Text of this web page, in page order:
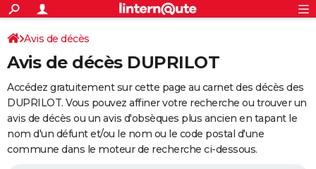
ACTUALITÉS
Politique
Société
Faits Divers
Education
Monde
Villes
+
SPORT
Coupe du monde 2026
Football
Tennis
Cyclisme
Rugby
Forum
Programme TV
TNT
Streaming
Cinéma
Sorties cinéma
Musique
+
FINANCE
Retraite
Epargne
Immobilier
Risques naturels par ville
Banque
Assurance
AUTO
Essais
Réserver un essai
Citadines
Berlines
SUV
Forum auto
+
Avis de décès
Avis de décès DUPRILOT
Accédez gratuitement sur cette page au carnet des décès des
DUPRILOT. Vous pouvez affiner votre recherche ou trouver un
avis de décès ou un avis d'obsèques plus ancien en tapant le
nom d'un défunt et/ou le nom ou le code postal d'une
commune dans le moteur de recherche ci-dessous.